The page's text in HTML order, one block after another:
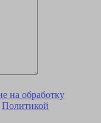
на обработку
Политикой